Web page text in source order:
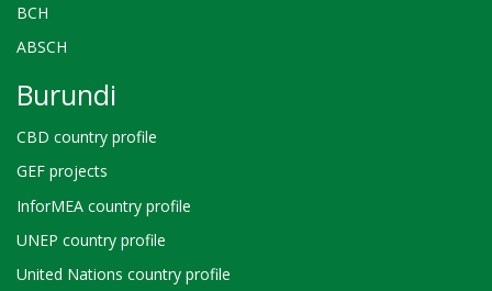
BCH
ABSCH
Burundi
CBD country profile
GEF projects
InforMEA country profile
UNEP country profile
United Nations country profile